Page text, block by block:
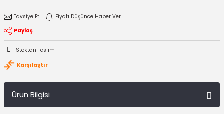
Tavsiye Et
Fiyatı Düşünce Haber Ver
Paylaş
Stoktan Teslim
Karşılaştır
Ürün Bilgisi